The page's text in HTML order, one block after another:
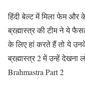
हिंदी बेल्ट में मिला फेम और
ब्रह्मास्त्र की टीम ने ये
के लिए हां करते हैं तो ये
ब्रह्मास्त्र 2 में उन्हें
Brahmastra Part 2